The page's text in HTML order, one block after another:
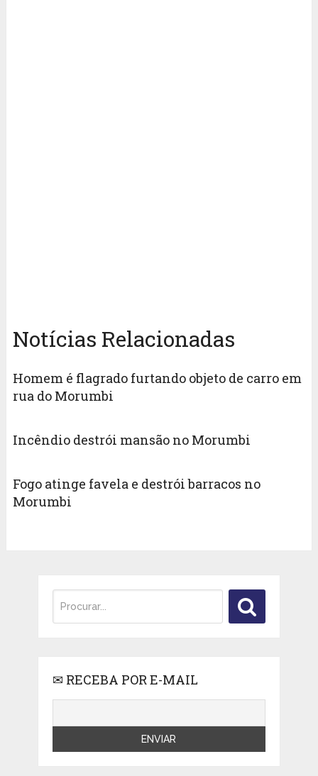
Notícias Relacionadas
Homem é flagrado furtando objeto de carro em
rua do Morumbi
Incêndio destrói mansão no Morumbi
Fogo atinge favela e destrói barracos no
Morumbi
✉ RECEBA POR E-MAIL